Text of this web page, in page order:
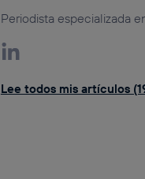
Periodista especializada
Lee todos mis artículos